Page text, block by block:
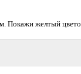
Покажи желтый